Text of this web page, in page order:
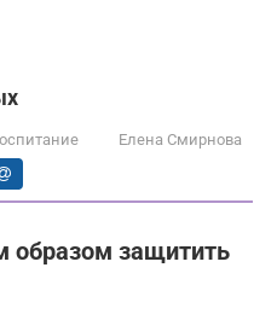
Елена Смирнова
образом защитить